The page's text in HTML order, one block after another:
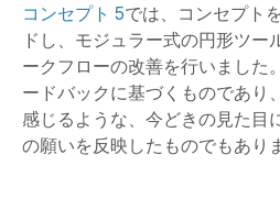
コンセプト 5では、コンセプト
ドし、モジュラー式の円形ツー
ークフローの改善を行いました
ードバックに基づくものであり
感じるような、今どきの見た目
の願いを反映したものでもあり